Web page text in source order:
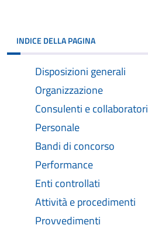
INDICE DELLA PAGINA
Disposizioni generali
Organizzazione
Consulenti e collaboratori
Personale
Bandi di concorso
Performance
Enti controllati
Attività e procedimenti
Provvedimenti